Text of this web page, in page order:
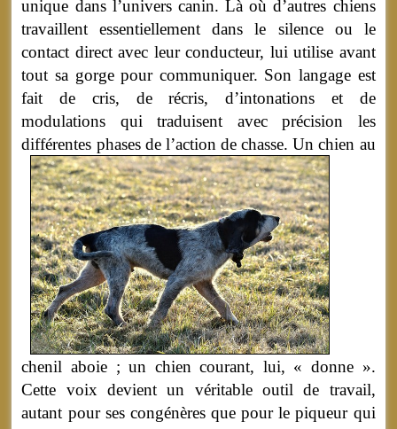
unique dans l’univers canin. Là où d’autres chiens
travaillent essentiellement dans le silence ou le
contact direct avec leur conducteur, lui utilise avant
tout sa gorge pour communiquer. Son langage est
fait de cris, de récris, d’intonations et de
modulations qui traduisent avec précision les
différentes phases de l’action de chasse.Un chien au
chenil aboie ; un chien courant, lui, « donne ».
Cette voix devient un véritable outil de travail,
autant pour ses congénères que pour le piqueur qui